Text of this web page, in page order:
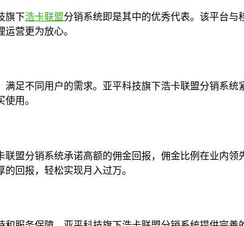
旗下浩卡联盟分销系统即是其中的优秀代表。该平台
营更为放心。
足不同用户的需求。亚平科技旗下浩卡联盟分销系
用。
盟分销系统承诺高额的佣金回报，佣金比例在业内
回报，轻松实现月入过万。